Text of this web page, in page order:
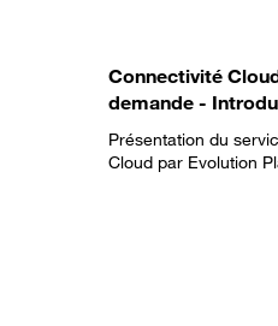
Connectivité
demande -
Présentation du
Cloud par Evolution